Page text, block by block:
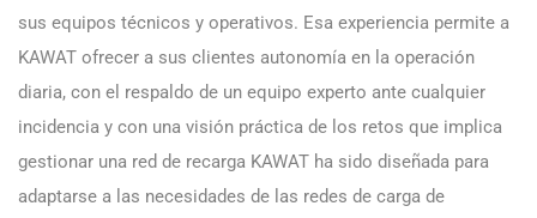
sus equipos técnicos y operativos. Esa experiencia permite a
KAWAT ofrecer a sus clientes autonomía en la operación
diaria, con el respaldo de un equipo experto ante cualquier
incidencia y con una visión práctica de los retos que implica
gestionar una red de recarga KAWAT ha sido diseñada para
adaptarse a las necesidades de las redes de carga de